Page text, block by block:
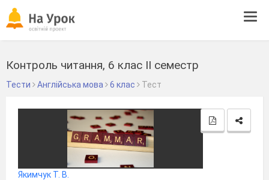
Контроль читання, 6 клас ІІ семестр
Тести Англійська мова 6 клас Тест
Якимчук Т. В.